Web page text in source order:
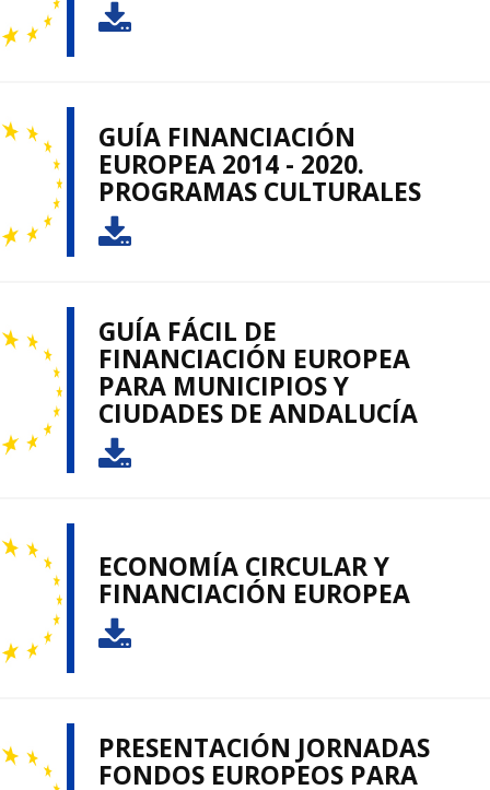
GUÍA FINANCIACIÓN
EUROPEA 2014 - 2020.
PROGRAMAS CULTURALES
GUÍA FÁCIL DE
FINANCIACIÓN EUROPEA
PARA MUNICIPIOS Y
CIUDADES DE ANDALUCÍA
ECONOMÍA CIRCULAR Y
FINANCIACIÓN EUROPEA
PRESENTACIÓN JORNADAS
FONDOS EUROPEOS PARA